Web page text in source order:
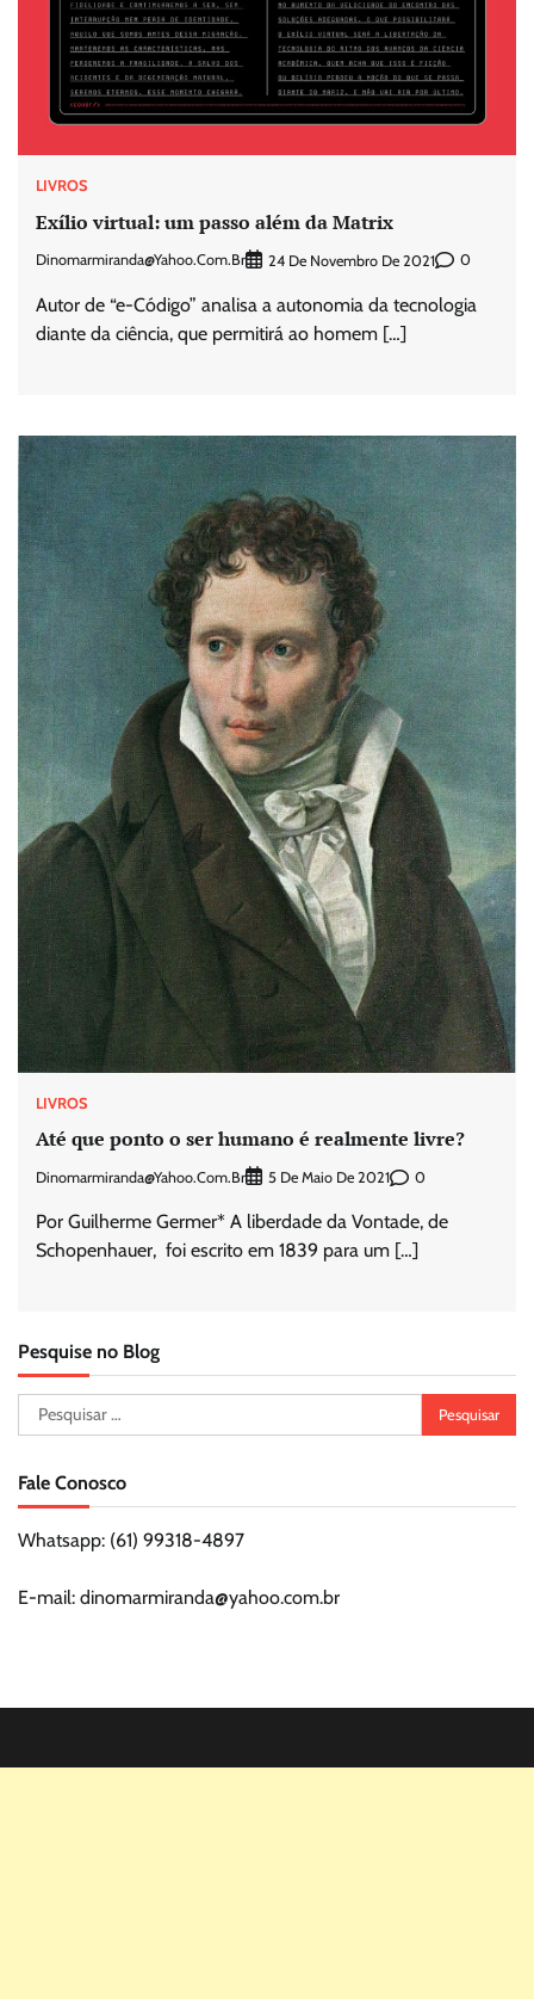
LIVROS
Exílio virtual: um passo além da Matrix
Dinomarmiranda@yahoo.com.br 24 De Novembro De 2021 0
Autor de “e-Código” analisa a autonomia da tecnologia
diante da ciência, que permitirá ao homem […]
LIVROS
Até que ponto o ser humano é realmente livre?
Dinomarmiranda@yahoo.com.br 5 De Maio De 2021 0
Por Guilherme Germer* A liberdade da Vontade, de
Schopenhauer, foi escrito em 1839 para um […]
Pesquise no Blog
Pesquisar
por:
Fale Conosco
Whatsapp: (61) 99318-4897
E-mail: dinomarmiranda@yahoo.com.br